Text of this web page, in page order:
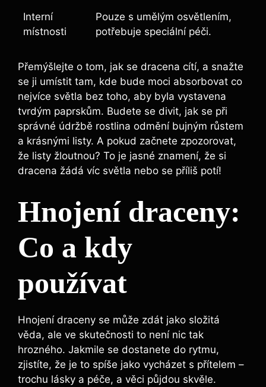
Interní
místnosti
Pouze s umělým osvětlením,
potřebuje speciální péči.
Přemýšlejte o tom, jak se dracena cítí, a snažte
se ji umístit tam, kde bude moci absorbovat co
nejvíce světla bez toho, aby byla vystavena
tvrdým paprskům. Budete se divit, jak se při
správné údržbě rostlina odmění bujným růstem
a krásnými listy. A pokud začnete zpozorovat,
že listy žloutnou? To je jasné znamení, že si
dracena žádá víc světla nebo se příliš potí!
Hnojení draceny:
Co a kdy
používat
Hnojení draceny se může zdát jako složitá
věda, ale ve skutečnosti to není nic tak
hrozného. Jakmile se dostanete do rytmu,
zjistíte, že je to spíše jako vycházet s přítelem –
trochu lásky a péče, a věci půjdou skvěle.